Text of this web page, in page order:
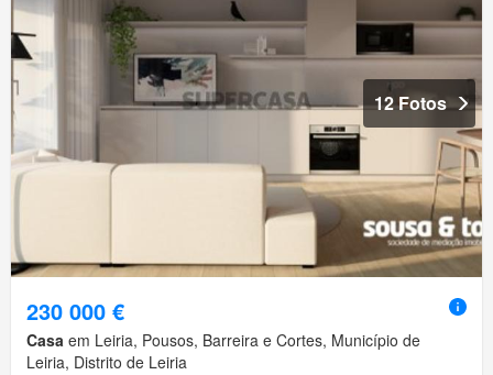
12 Fotos
230 000 €
Casa em Leiria, Pousos, Barreira e Cortes, Município de
Leiria, Distrito de Leiria